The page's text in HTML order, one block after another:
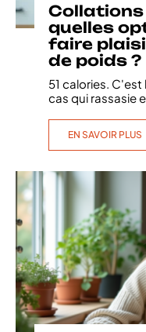
Collations
quelles
faire
de poids ?
51 calories.
cas qui rassasie
EN SAVOIR PLUS